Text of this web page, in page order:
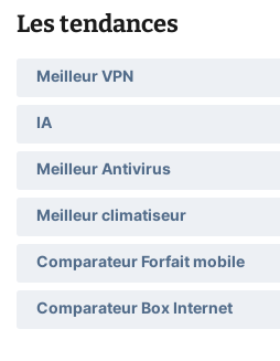
Les tendances
Meilleur VPN
IA
Meilleur Antivirus
Meilleur climatiseur
Comparateur Forfait mobile
Comparateur Box Internet